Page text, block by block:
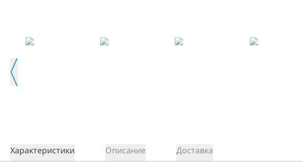
Характеристики Описание Доставка